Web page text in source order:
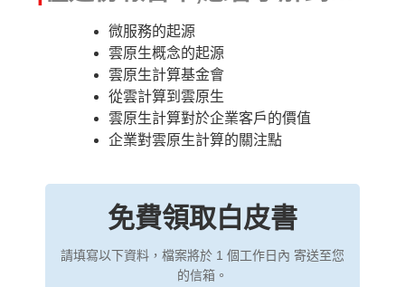
微服務的起源
雲原生概念的起源
雲原生計算基金會
從雲計算到雲原生
雲原生計算對於企業客戶的價值
企業對雲原生計算的關注點
免費領取白皮書
請填寫以下資料，檔案將於 1 個工作日內 寄送至您
的信箱。